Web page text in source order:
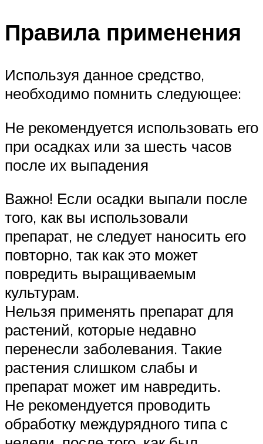
Правила применения
Используя данное средство,
необходимо помнить следующее:
Не рекомендуется использовать его
при осадках или за шесть часов
после их выпадения
Важно! Если осадки выпали после
того, как вы использовали
препарат, не следует наносить его
повторно, так как это может
повредить выращиваемым
культурам.
Нельзя применять препарат для
растений, которые недавно
перенесли заболевания. Такие
растения слишком слабы и
препарат может им навредить.
Не рекомендуется проводить
обработку междурядного типа с